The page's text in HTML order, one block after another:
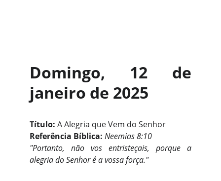
Domingo, 12 de
janeiro de 2025
Título: A Alegria que Vem do Senhor
Referência Bíblica: Neemias 8:10
"Portanto, não vos entristeçais, porque a
alegria do Senhor é a vossa força."